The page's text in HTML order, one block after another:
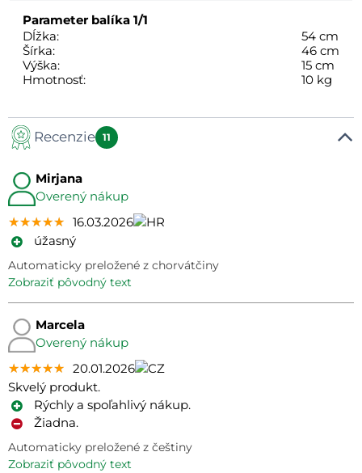
Parameter balíka 1/1
Dĺžka:
54 cm
Šírka:
46 cm
Výška:
15 cm
Hmotnosť:
10 kg
Recenzie 11
Mirjana
Overený nákup
★★★★★
★★★★★
★★★★★ 16.03.2026
úžasný
Automaticky preložené z chorvátčiny
zobraziť pôvodný text
Marcela
Overený nákup
★★★★★
★★★★★
★★★★★ 20.01.2026
Skvelý produkt.
Rýchly a spoľahlivý nákup.
Žiadna.
Automaticky preložené z češtiny
zobraziť pôvodný text